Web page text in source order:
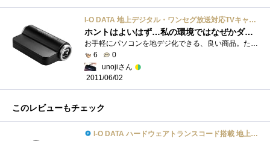
I-O DATA 地上デジタル・ワンセグ放送対応TVキャプチャBOX USBモデル GV-MVP/HZ3
ホントはよいはず…私の環境ではなぜかダメ…でも、アイオーのサポートは親切
6
0
unojiさん
2011/06/02
このレビューもチェック
I-O DATA ハードウェアトランスコード搭載 地上・BS・110度CSデジタル対応TVキャプチャBOX USB GV-MVP/XZ